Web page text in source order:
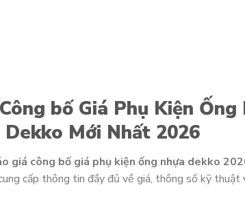
bố Giá Phụ Kiện
Mới Nhất 2026
giá công bố giá phụ kiện ống nhựa dekko
cấp thông tin đầy đủ về giá, thông số kỹ